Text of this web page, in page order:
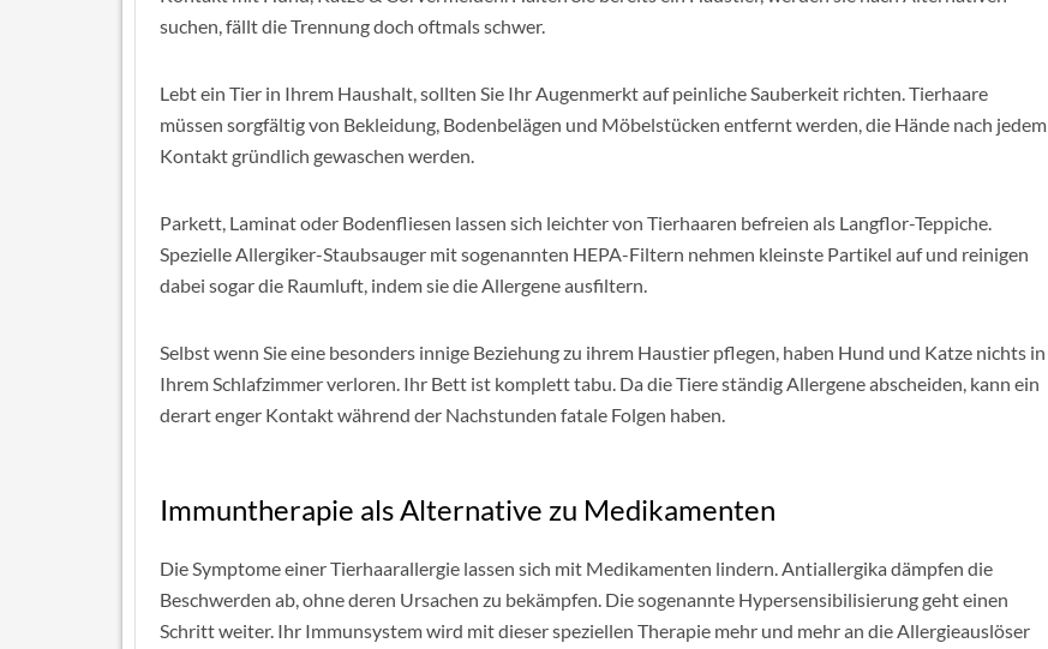
suchen, fällt die Trennung doch oftmals schwer.
Lebt ein Tier in Ihrem Haushalt, sollten Sie Ihr Augenmerkt auf peinliche Sauberkeit richten. Tierhaare
müssen sorgfältig von Bekleidung, Bodenbelägen und Möbelstücken entfernt werden, die Hände nach jedem
Kontakt gründlich gewaschen werden.
Parkett, Laminat oder Bodenfliesen lassen sich leichter von Tierhaaren befreien als Langflor-Teppiche.
Spezielle Allergiker-Staubsauger mit sogenannten HEPA-Filtern nehmen kleinste Partikel auf und reinigen
dabei sogar die Raumluft, indem sie die Allergene ausfiltern.
Selbst wenn Sie eine besonders innige Beziehung zu ihrem Haustier pflegen, haben Hund und Katze nichts in
Ihrem Schlafzimmer verloren. Ihr Bett ist komplett tabu. Da die Tiere ständig Allergene abscheiden, kann ein
derart enger Kontakt während der Nachstunden fatale Folgen haben.
Immuntherapie als Alternative zu Medikamenten
Die Symptome einer Tierhaarallergie lassen sich mit Medikamenten lindern. Antiallergika dämpfen die
Beschwerden ab, ohne deren Ursachen zu bekämpfen. Die sogenannte Hypersensibilisierung geht einen
Schritt weiter. Ihr Immunsystem wird mit dieser speziellen Therapie mehr und mehr an die Allergieauslöser